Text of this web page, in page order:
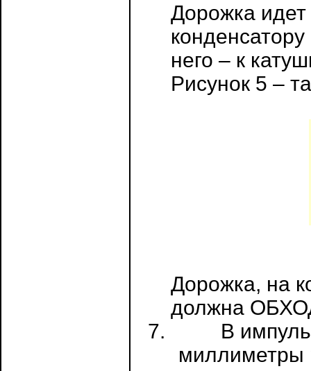
Дорожка идет
него – к
Рисунок 5 –
Дорожка, на
должна
В
миллиметры